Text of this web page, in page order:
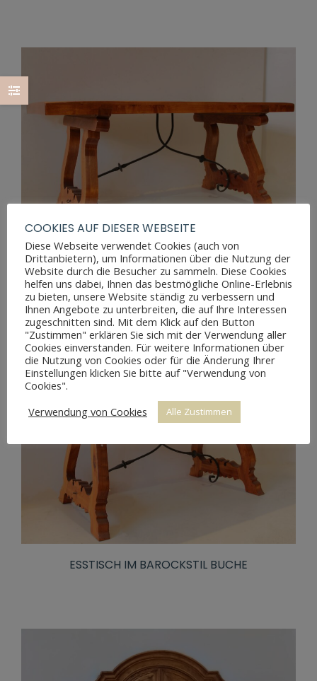
ESSTISCH IM BAROCKSTIL
ESSTISCH IM BAROCKSTIL BUCHE
COOKIES AUF DIESER WEBSEITE
Diese Webseite verwendet Cookies (auch von
Drittanbietern), um Informationen über die Nutzung der
Website durch die Besucher zu sammeln. Diese Cookies
helfen uns dabei, Ihnen das bestmögliche Online-Erlebnis
zu bieten, unsere Website ständig zu verbessern und
Ihnen Angebote zu unterbreiten, die auf Ihre Interessen
zugeschnitten sind. Mit dem Klick auf den Button
"Zustimmen" erklären Sie sich mit der Verwendung aller
Cookies einverstanden. Für weitere Informationen über
die Nutzung von Cookies oder für die Änderung Ihrer
Einstellungen klicken Sie bitte auf "Verwendung von
Cookies".
Verwendung von Cookies
Alle Zustimmen